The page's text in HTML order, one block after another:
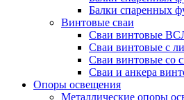
Балки спаренных
Винтовые сваи
Сваи винтовые
Сваи винтовые с
Сваи винтовые со
Сваи и анкера
Опоры освещения
Металлические опоры